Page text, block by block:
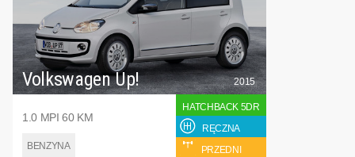
Volkswagen Up!
1.0 MPI 60 KM
BENZYNA
2015
HATCHBACK 5DR
RĘCZNA
PRZEDNI